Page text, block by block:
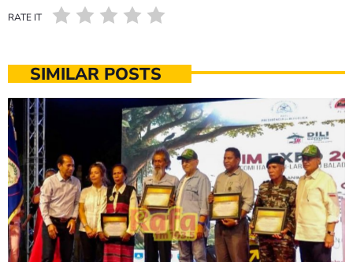
RATE IT
SIMILAR POSTS